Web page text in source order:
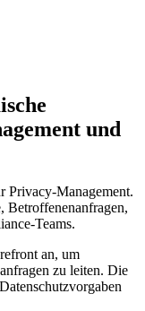
und
Privacy-Management.
Betroffenenanfragen,
Teams.
an, um
zu leiten. Die